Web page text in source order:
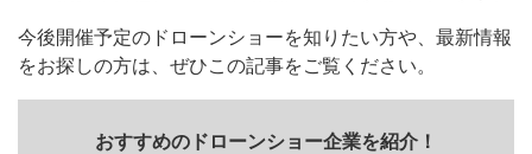
今後開催予定のドローンショーを知りたい方や、最新情報
をお探しの方は、ぜひこの記事をご覧ください。
おすすめのドローンショー企業を紹介！